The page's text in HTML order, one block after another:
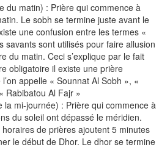
du matin) : Prière qui commence à
Le sobh se termine juste avant le
une confusion entre les termes «
savants sont utilisés pour faire allusion
du matin. Ceci s’explique par le fait
obligatoire il existe une prière
appelle « Sounnat Al Sobh », «
Rabibatou Al Fajr »
mi-journée) : Prière qui commence à
du soleil ont dépassé le méridien.
de prières ajoutent 5 minutes
le début de Dhor. Le dhor se termine